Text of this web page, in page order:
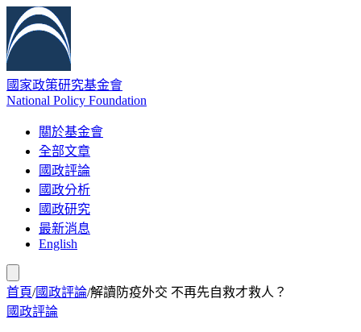
國家政策研究基金會
National Policy Foundation
關於基金會
全部文章
國政評論
國政分析
國政研究
最新消息
English
首頁/國政評論/解讀防疫外交 不再先自救才救人？
國政評論